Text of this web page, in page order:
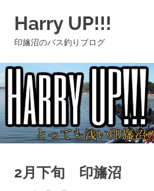
ツ
へ
ス
キ
ッ
プ
Harry UP!!!
印旛沼のバス釣りブログ
2月下旬 印旛沼